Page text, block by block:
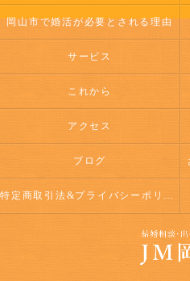
岡山市で婚活が必要とされる理由
サービス
これから
アクセス
ブログ
特定商取引法&プライバシーポリシー